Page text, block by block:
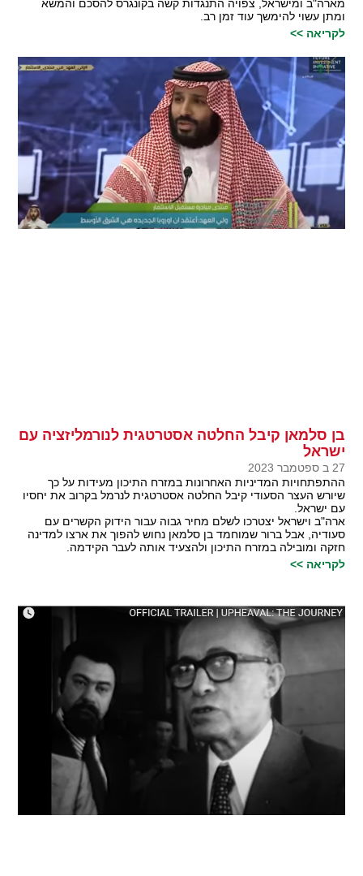
מארה"ב ומישראל, צפויה התנגדות קשה בקונגרס להסכם והמשא
ומתן עשוי להימשך עוד זמן רב.
לקריאה >>
בן סלמאן קיבל החלטה אסטרטגית לנורמליזציה עם
ישראל
27 ב ספטמבר 2023
ההתפתחויות המדיניות האחרונות במזרח התיכון מעידות על כך
שיורש העצר הסעודי קיבל החלטה אסטרטגית לנרמל בקרוב את יחסיו
עם ישראל.
ארה"ב וישראל יצטרכו לשלם מחיר גבוה עבור הידוק הקשרים עם
סעודיה, אבל ברור שמוחמד בן סלמאן נחוש להפוך את ארצו למדינה
חזקה ומובילה במזרח התיכון ולהצעיד אותה לעבר הקידמה.
לקריאה >>